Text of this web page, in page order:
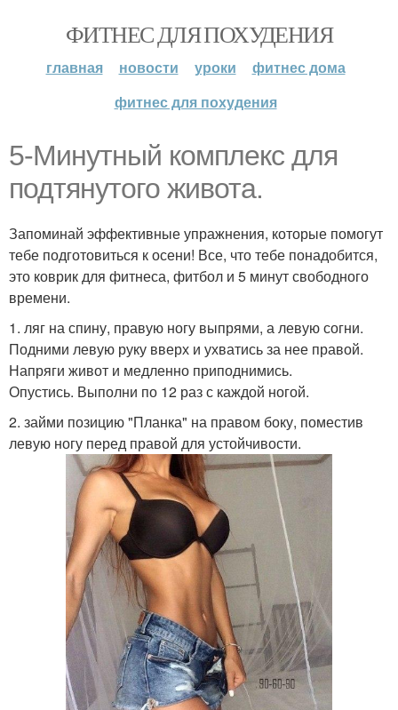
ФИТНЕС ДЛЯ ПОХУДЕНИЯ
главная новости уроки
фитнес дома
фитнес для похудения
5-Минутный комплекс для
подтянутого живота.
Запоминай эффективные упражнения, которые помогут
тебе подготовиться к осени! Все, что тебе понадобится,
это коврик для фитнеса, фитбол и 5 минут свободного
времени.
1. ляг на спину, правую ногу выпрями, а левую согни.
Подними левую руку вверх и ухватись за нее правой.
Напряги живот и медленно приподнимись.
Опустись. Выполни по 12 раз с каждой ногой.
2. займи позицию "Планка" на правом боку, поместив
левую ногу перед правой для устойчивости.